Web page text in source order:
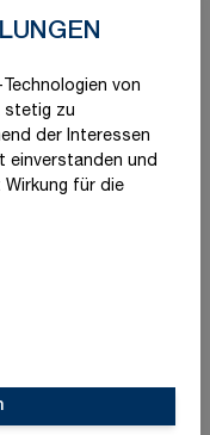
von
stetig zu
der Interessen
einverstanden und
Wirkung für die